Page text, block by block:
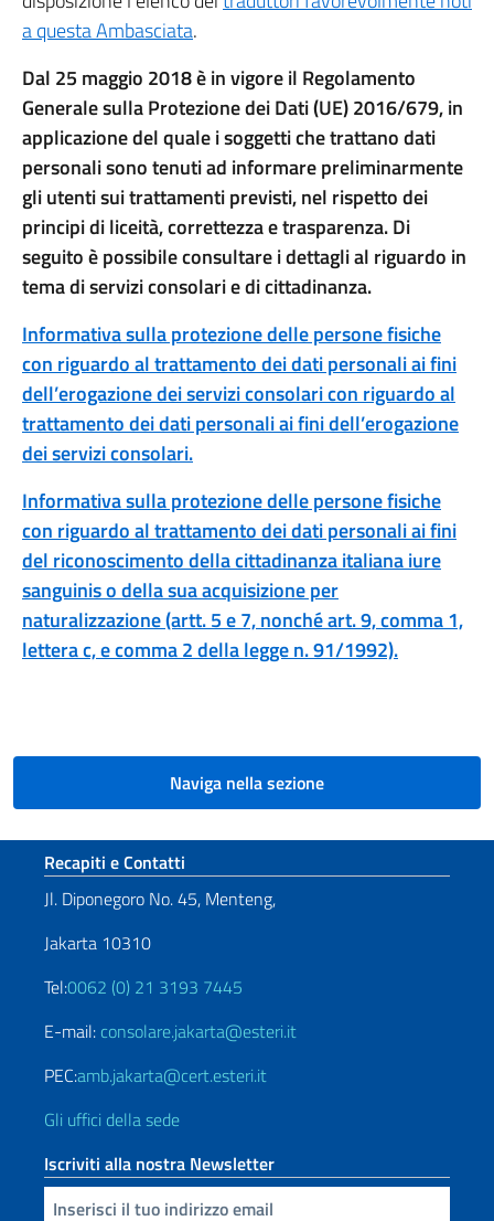
a questa Ambasciata.
Dal 25 maggio 2018 è in vigore il Regolamento
Generale sulla Protezione dei Dati (UE) 2016/679, in
applicazione del quale i soggetti che trattano dati
personali sono tenuti ad informare preliminarmente
gli utenti sui trattamenti previsti, nel rispetto dei
principi di liceità, correttezza e trasparenza. Di
seguito è possibile consultare i dettagli al riguardo in
tema di servizi consolari e di cittadinanza.
Informativa sulla protezione delle persone fisiche
con riguardo al trattamento dei dati personali ai fini
dell’erogazione dei servizi consolari con riguardo al
trattamento dei dati personali ai fini dell’erogazione
dei servizi consolari.
Informativa sulla protezione delle persone fisiche
con riguardo al trattamento dei dati personali ai fini
del riconoscimento della cittadinanza italiana iure
sanguinis o della sua acquisizione per
naturalizzazione (artt. 5 e 7, nonché art. 9, comma 1,
lettera c, e comma 2 della legge n. 91/1992).
Naviga nella sezione
Sezione footer
Recapiti e Contatti
Jl. Diponegoro No. 45, Menteng,
Jakarta 10310
Tel:0062 (0) 21 3193 7445
E-mail: consolare.jakarta@esteri.it
PEC:amb.jakarta@cert.esteri.it
Gli uffici della sede
Iscriviti alla nostra Newsletter
Inserisci la tua email